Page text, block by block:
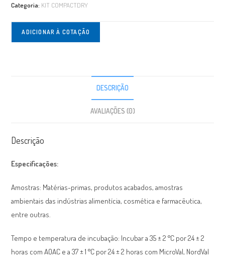
Categoria: KIT COMPACTDRY
ADICIONAR À COTAÇÃO
DESCRIÇÃO
AVALIAÇÕES (0)
Descrição
Especificações:
Amostras: Matérias-primas, produtos acabados, amostras
ambientais das indústrias alimentícia, cosmética e farmacêutica,
entre outras.
Tempo e temperatura de incubação: Incubar a 35 ± 2 °C por 24 ± 2
horas com AOAC e a 37 ± 1 °C por 24 ± 2 horas com MicroVal, NordVal